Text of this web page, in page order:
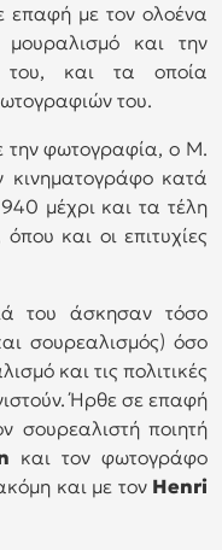
επαφή με τον ολοένα
μουραλισμό και την
του, και τα οποία
του.
την φωτογραφία, ο M.
κινηματογράφο κατά
μέχρι και τα τέλη
και οι επιτυχίες
του άσκησαν τόσο
σουρεαλισμός) όσο
και τις πολιτικές
Ήρθε σε επαφή
σουρεαλιστή ποιητή
και τον φωτογράφο
και με τον Henri